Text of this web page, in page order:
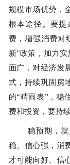
规模市场优势，
根本途径。要提
费，增强消费对
新”政策，加力
面广，对经济发
式，持续巩固房
的“晴雨表”，稳
费和投资，要持
稳预期，就是
稳、信心强，消
才可能向好。信